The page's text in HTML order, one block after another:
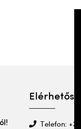
Telefon: +36